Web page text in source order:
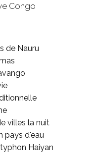
Congo
de Nauru
villes la nuit
pays d'eau
Haiyan